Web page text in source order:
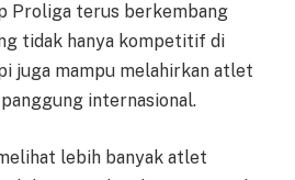
Proliga terus berkembang
tidak hanya kompetitif di
juga mampu melahirkan atlet
internasional.
lebih banyak atlet